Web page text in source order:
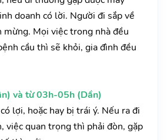
doanh có lời. Người đi sắp về
mừng. Mọi việc trong nhà đều
cầu thì sẽ khỏi, gia đình đều
và từ 03h-05h (Dần)
lợi, hoặc hay bị trái ý. Nếu ra đi
việc quan trọng thì phải đòn, gặp